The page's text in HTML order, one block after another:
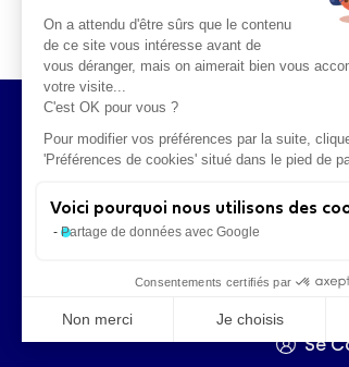
Impact
Se
On a attendu d'être sûrs que le contenu
de ce site vous intéresse avant de
vous déranger, mais on aimerait bien vous
votre visite...
C'est OK pour vous ?
Pour modifier vos préférences par la suite,
'Préférences de cookies' situé dans le pied de
Voici pourquoi nous utilisons des
Partage de données avec Google
Consentements certifiés par
Non merci Je choisis
Plateforme de Gestion du Consentement